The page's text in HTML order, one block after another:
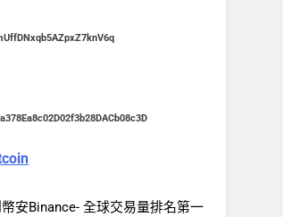
安Binance- 全球交易量排名第一